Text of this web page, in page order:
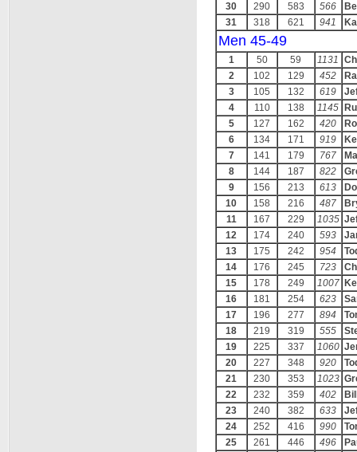
30 290 583 566
31
318 621 941
Men 45-49
1 50 59 1131
2
102 129 452
3
105 132 619
4
110 138 1145
5
127 162 420
6
134 171 919
7
141 179 767
8
144 187 822
9
156 213 613
10
158 216 487
11
167 229 1035
12
174 240 593
13
175 242 954
14
176 245 723
15
178 249 1007
16
181 254 623
17
196 277 894
18
219 319 555
19
225 337 1060
20
227 348 920
21
230 353 1023
22
232 359 402
23
240 382 633
24
252 416 990
25
261 446 496